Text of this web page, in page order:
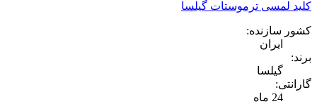
کلید لمسی ترموستات گیلسا
کشور سازنده:
ایران
برند:
گیلسا
گارانتی:
24 ماه